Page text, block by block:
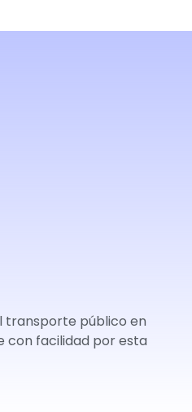
transporte público en
con facilidad por esta